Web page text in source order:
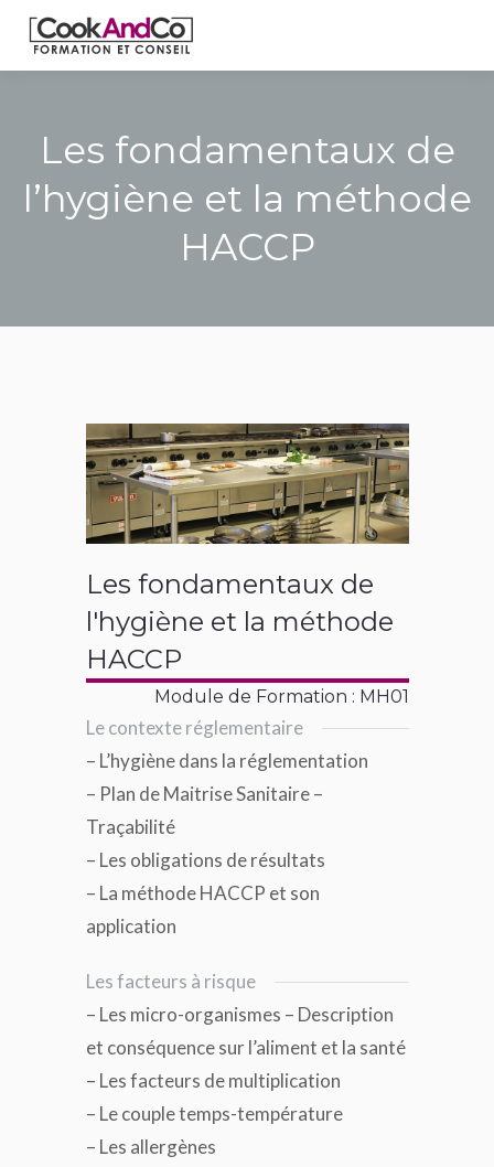
Les fondamentaux de
l’hygiène et la méthode
HACCP
Les fondamentaux de
l'hygiène et la méthode
HACCP
Module de Formation : MH01
Le contexte réglementaire
– L’hygiène dans la réglementation
– Plan de Maitrise Sanitaire –
Traçabilité
– Les obligations de résultats
– La méthode HACCP et son
application
Les facteurs à risque
– Les micro-organismes – Description
et conséquence sur l’aliment et la santé
– Les facteurs de multiplication
– Le couple temps-température
– Les allergènes